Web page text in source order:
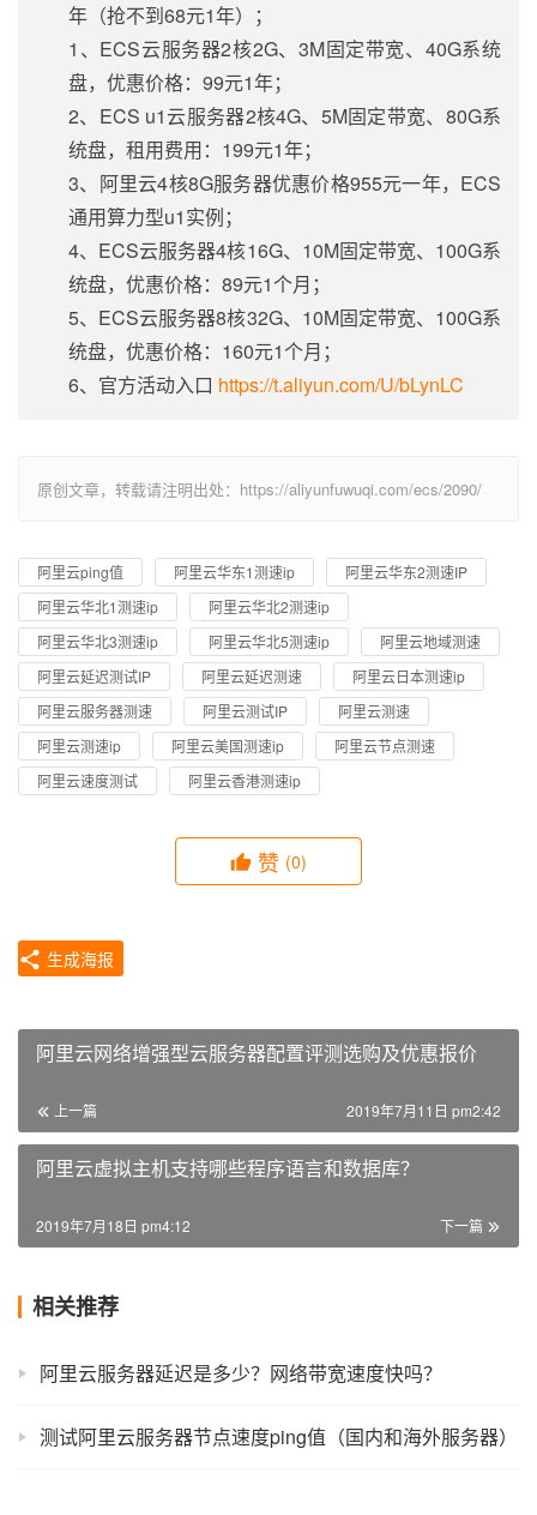
年（抢不到68元1年）；
1、ECS云服务器2核2G、3M固定带宽、40G系统
盘，优惠价格：99元1年；
2、ECS u1云服务器2核4G、5M固定带宽、80G系
统盘，租用费用：199元1年；
3、阿里云4核8G服务器优惠价格955元一年，ECS
通用算力型u1实例；
4、ECS云服务器4核16G、10M固定带宽、100G系
统盘，优惠价格：89元1个月；
5、ECS云服务器8核32G、10M固定带宽、100G系
统盘，优惠价格：160元1个月；
6、官方活动入口 https://t.aliyun.com/U/bLynLC
原创文章，转载请注明出处：https://aliyunfuwuqi.com/ecs/2090/
阿里云ping值 阿里云华东1测速ip
阿里云华东2测速IP
阿里云华北1测速ip
阿里云华北2测速ip
阿里云华北3测速ip
阿里云华北5测速ip
阿里云地域测速
阿里云延迟测试IP
阿里云延迟测速
阿里云日本测速ip
阿里云服务器测速
阿里云测试IP
阿里云测速
阿里云测速ip
阿里云美国测速ip
阿里云节点测速
阿里云速度测试
阿里云香港测速ip
赞 (0)
生成海报
阿里云网络增强型云服务器配置评测选购及优惠报价
上一篇 2019年7月11日 pm2:42
阿里云虚拟主机支持哪些程序语言和数据库？
下一篇
2019年7月18日 pm4:12
相关推荐
阿里云服务器延迟是多少？网络带宽速度快吗？
测试阿里云服务器节点速度ping值（国内和海外服务器）